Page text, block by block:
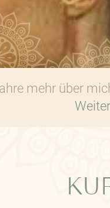
mehr über